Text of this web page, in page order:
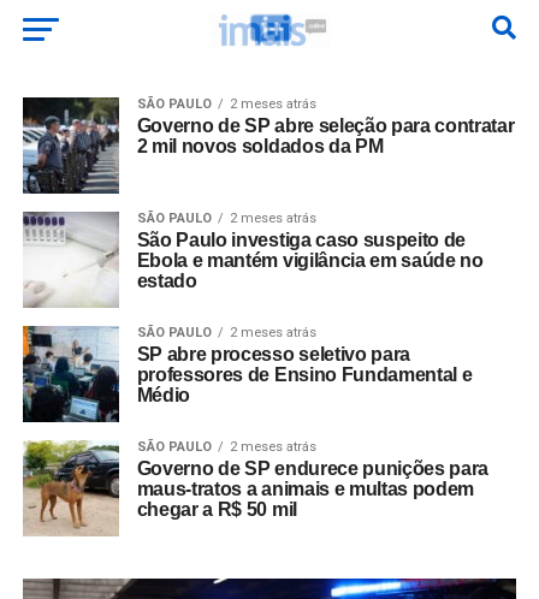
SÃO PAULO 2 meses atrás
Governo de SP abre seleção para contratar
2 mil novos soldados da PM
SÃO PAULO 2 meses atrás
São Paulo investiga caso suspeito de
Ebola e mantém vigilância em saúde no
estado
SÃO PAULO 2 meses atrás
SP abre processo seletivo para
professores de Ensino Fundamental e
Médio
SÃO PAULO 2 meses atrás
Governo de SP endurece punições para
maus-tratos a animais e multas podem
chegar a R$ 50 mil